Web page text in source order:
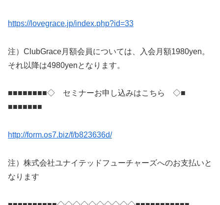
https://lovegrace.jp/index.php?id=33
注）ClubGrace月額会員については、入会月額1980yen。
それ以降は4980yenとなります。
■■■■■■■■◇ セミナーお申し込みはこちら ◇■
■■■■■■■
http://form.os7.biz/f/b823636d/
注）株式会社ユナイテッドフューチャーズへのお支払いと
なります